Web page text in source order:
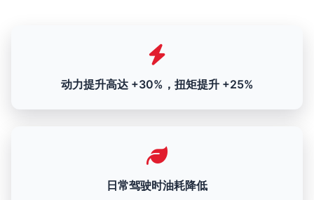
动力提升高达 +30%，扭矩提升 +25%
日常驾驶时油耗降低